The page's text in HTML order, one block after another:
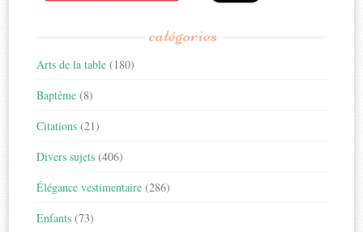
catégories
Arts de la table (180)
Baptême (8)
Citations (21)
Divers sujets (406)
Élégance vestimentaire (286)
Enfants (73)